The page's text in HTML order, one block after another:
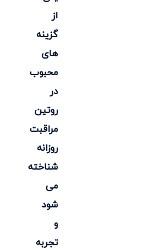
از
گزینه
های
محبوب
در
روتین
مراقبت
روزانه
شناخته
می
شود
و
تجربه